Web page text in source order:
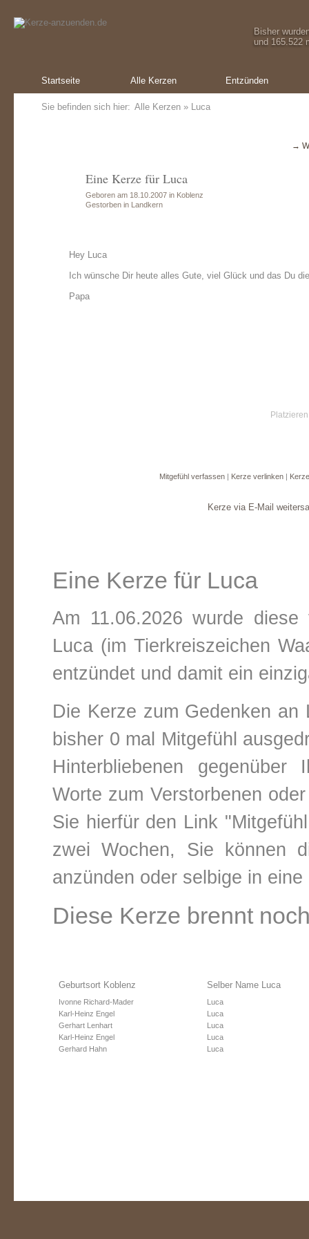
Bisher
und 165.522
Startseite Alle Kerzen Entzünden
Sie befinden sich hier: Alle Kerzen » Luca
→
Eine Kerze für Luca
Geboren am 18.10.2007 in Koblenz
Gestorben in Landkern
Hey Luca
Ich wünsche Dir heute alles Gute, viel Glück und das Du
Papa
Mitgefühl verfassen | Kerze verlinken |
Kerze via E-Mail
Eine Kerze für Luca
Am 11.06.2026 wurde
Luca (im Tierkreiszeichen
entzündet und damit ein
Die Kerze zum Gedenken
bisher 0 mal Mitgefühl
Hinterbliebenen
Worte zum Verstorbenen
Sie hierfür den Link
zwei Wochen, Sie können
anzünden oder selbige in
Diese Kerze brennt
Geburtsort Koblenz
Ivonne Richard-Mader
Karl-Heinz Engel
Gerhart Lenhart
Karl-Heinz Engel
Gerhard Hahn
Selber Name Luca
Luca
Luca
Luca
Luca
Luca